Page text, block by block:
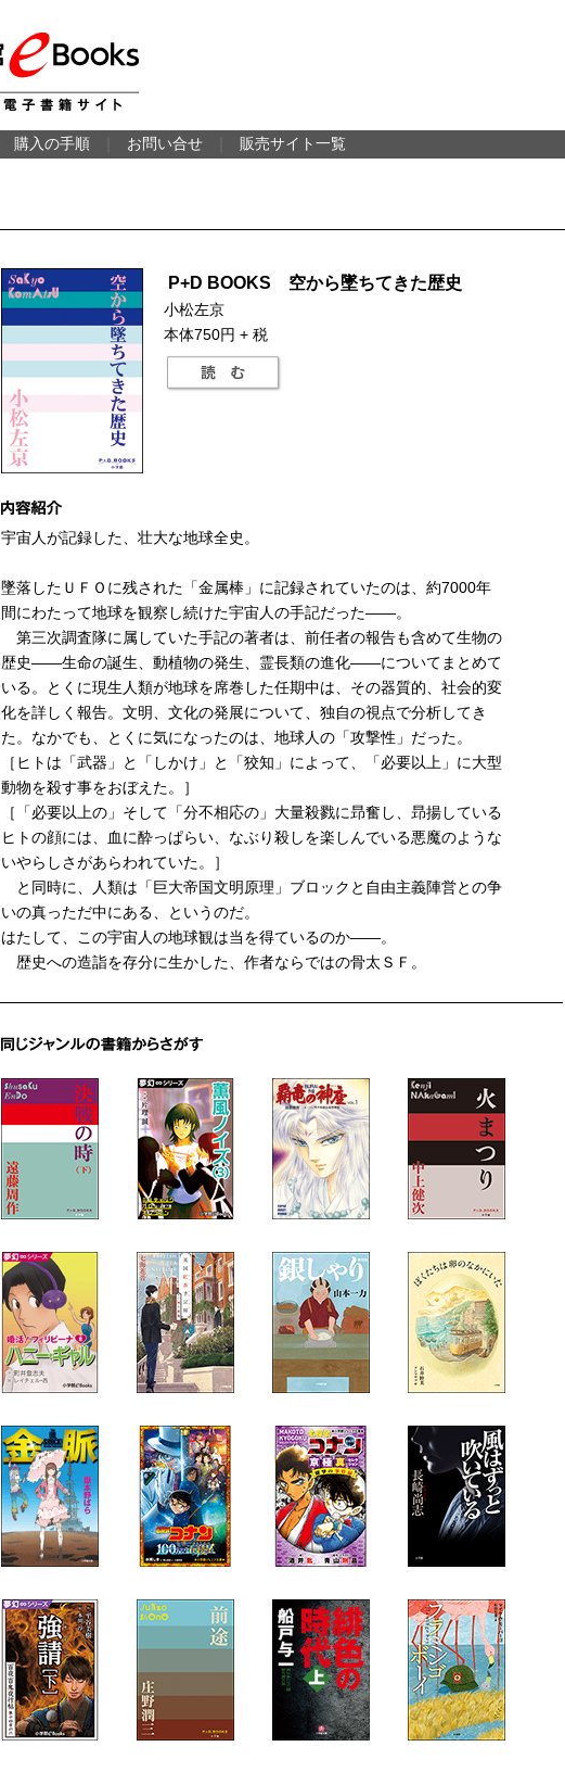
購入の手順 お問い合せ 販売サイト一覧
P+D BOOKS 空から墜ちてきた歴史
小松左京
本体750円 + 税
宇宙人が記録した、壮大な地球全史。
墜落したＵＦＯに残された「金属棒」に記録されていたのは、約7000年
間にわたって地球を観察し続けた宇宙人の手記だった——。
第三次調査隊に属していた手記の著者は、前任者の報告も含めて生物の
歴史——生命の誕生、動植物の発生、霊長類の進化——についてまとめて
いる。とくに現生人類が地球を席巻した任期中は、その器質的、社会的変
化を詳しく報告。文明、文化の発展について、独自の視点で分析してき
た。なかでも、とくに気になったのは、地球人の「攻撃性」だった。
［ヒトは「武器」と「しかけ」と「狡知」によって、「必要以上」に大型
動物を殺す事をおぼえた。］
［「必要以上の」そして「分不相応の」大量殺戮に昻奮し、昻揚している
ヒトの顔には、血に酔っぱらい、なぶり殺しを楽しんでいる悪魔のような
いやらしさがあらわれていた。］
と同時に、人類は「巨大帝国文明原理」ブロックと自由主義陣営との争
いの真っただ中にある、というのだ。
はたして、この宇宙人の地球観は当を得ているのか——。
歴史への造詣を存分に生かした、作者ならではの骨太ＳＦ。